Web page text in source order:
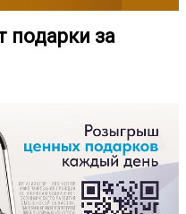
подарки за